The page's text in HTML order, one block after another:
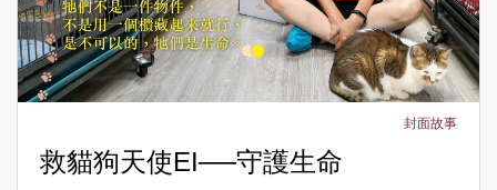
封面故事
救貓狗天使EI──守護生命